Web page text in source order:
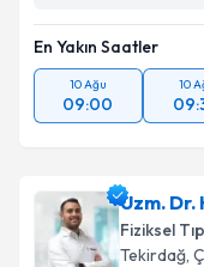
En Yakın Saatler
10 Ağu
09:00
10
Uzm. Dr.
Fiziksel
Tekirdağ,